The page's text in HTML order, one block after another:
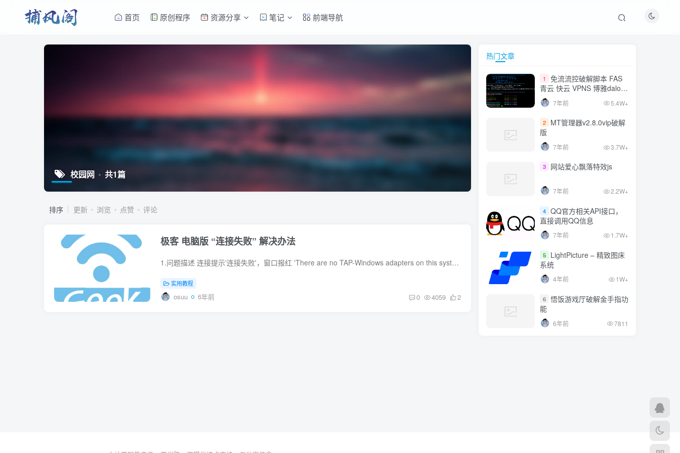
首页 原创程序 资源分享 笔记 前端导航
校园网 共1篇
排序 更新 浏览 点赞 评论
极客 电脑版 “连接失败” 解决办法
1.问题描述 连接提示'连接失败'，窗口报红 'There are no TAP-Windows adapters on this system. You should be able to create a TAP-Windows adapter by going to Start -> All Programs -...
实用教程
osuu 6年前 0 4059 2
热门文章
1
免流流控破解脚本 FAS
青云 快云 VPNS 博雅dalo最
新集合
7年前 5.4W+
2
MT管理器v2.8.0vip破解
版
7年前 3.7W+
3 网站爱心飘落特效js
7年前 2.2W+
4 QQ官方相关API接口，
直接调用QQ信息
7年前 1.7W+
5
LightPicture – 精致图床
系统
4年前 1W+
6 悟饭游戏厅破解金手指功
能
6年前 7811